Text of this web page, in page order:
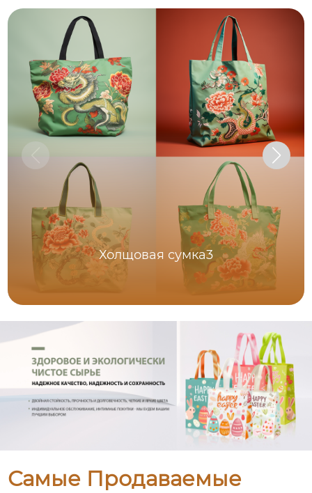
Холщовая сумка3
Самые Продаваемые